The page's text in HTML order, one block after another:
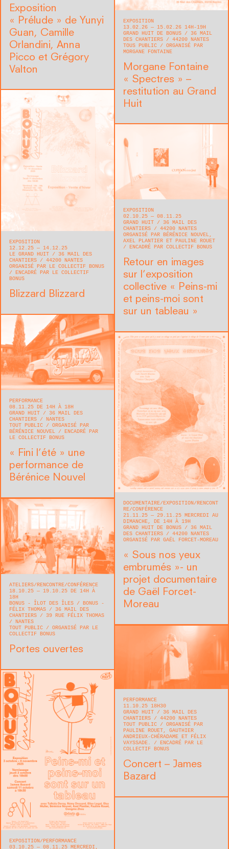
Exposition
« Prélude » de Yunyi
Guan, Camille
Orlandini, Anna
Picco et Grégory
Valton
EXPOSITION
13.02.26 — 15.02.26 14H-19H
GRAND HUIT DE BONUS
36 MAIL
DES CHANTIERS
44200 NANTES
TOUS PUBLIC
ORGANISÉ PAR
MORGANE FONTAINE
Morgane Fontaine
« Spectres » –
restitution au Grand
Huit
EXPOSITION
12.12.25 — 14.12.25
LE GRAND HUIT
36 MAIL DES
CHANTIERS
44200 NANTES
ORGANISÉ PAR LE COLLECTIF BONUS
ENCADRÉ PAR LE COLLECTIF
BONUS
Blizzard Blizzard
EXPOSITION
02.10.25 — 08.11.25
GRAND HUIT
36 MAIL DES
CHANTIERS
44200 NANTES
ORGANISÉ PAR BÉRÉNICE NOUVEL,
AXEL PLANTIER ET PAULINE ROUET
ENCADRÉ PAR COLLECTIF BONUS
Retour en images
sur l’exposition
collective « Peins-mi
et peins-moi sont
sur un tableau »
PERFORMANCE
08.11.25 DE 14H À 18H
GRAND HUIT
36 MAIL DES
CHANTIERS
NANTES
TOUT PUBLIC
ORGANISÉ PAR
BÉRÉNICE NOUVEL
ENCADRÉ PAR
LE COLLECTIF BONUS
« Fini l’été » une
performance de
Bérénice Nouvel
DOCUMENTAIRE EXPOSITION
RENCONT
RE/CONFÉRENCE
21.11.25 — 29.11.25 MERCREDI AU
DIMANCHE, DE 14H À 19H
GRAND HUIT DE BONUS
36 MAIL
DES CHANTIERS
44200 NANTES
ORGANISÉ PAR GAËL FORCET-MOREAU
« Sous nos yeux
embrumés »- un
projet documentaire
de Gaël Forcet-
Moreau
ATELIERS RENCONTRE/CONFÉRENCE
18.10.25 — 19.10.25 DE 14H À
18H
BONUS - ÎLOT DES ÎLES / BONUS -
FÉLIX THOMAS
36 MAIL DES
CHANTIERS / 39 RUE FÉLIX THOMAS
NANTES
TOUT PUBLIC
ORGANISÉ PAR LE
COLLECTIF BONUS
Portes ouvertes
PERFORMANCE
11.10.25 18H30
GRAND HUIT
36 MAIL DES
CHANTIERS
44200 NANTES
TOUT PUBLIC
ORGANISÉ PAR
PAULINE ROUET, GAUTHIER
ANDRIEUX-CHÉRADAME ET FÉLIX
VAYSSADE.
ENCADRÉ PAR LE
COLLECTIF BONUS
Concert – James
Bazard
EXPOSITION
PERFORMANCE
03.10.25 — 08.11.25 MERCREDI,